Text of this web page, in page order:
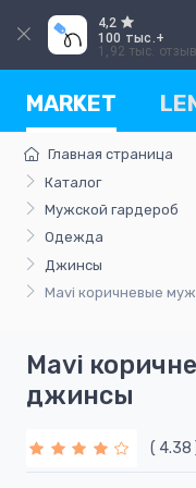
4,2
100 тыс.+
1,92 тыс.
MARKET
Главная страница
Каталог
Мужской гардероб
Одежда
Джинсы
Mavi коричневые
Mavi
джинсы
( 4.38